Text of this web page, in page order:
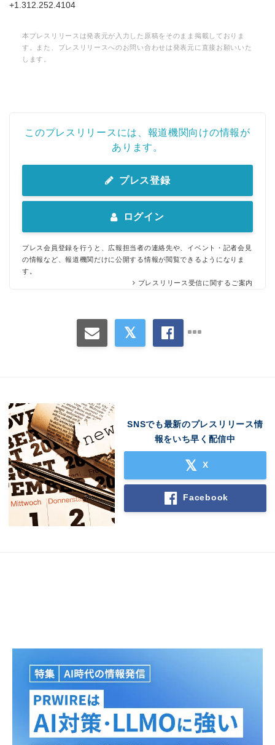
+1.312.252.4104
本プレスリリースは発表元が入力した原稿をそのまま掲載しておりま
す。また、プレスリリースへのお問い合わせは発表元に直接お願いいた
します。
このプレスリリースには、報道機関向けの情報が
あります。
プレス登録
ログイン
プレス会員登録を行うと、広報担当者の連絡先や、イベント・記者会見
の情報など、報道機関だけに公開する情報が閲覧できるようになりま
す。
プレスリリース受信に関するご案内
SNSでも最新のプレスリリース情
報をいち早く配信中
X
Facebook